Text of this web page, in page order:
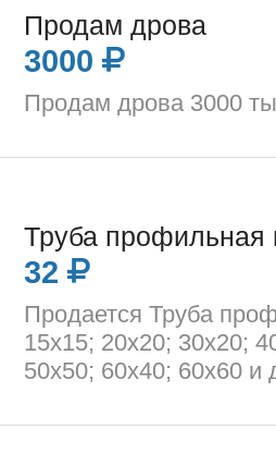
Продам дрова
3000
Продам дрова 3000
Труба профильная
32
Продается Труба
15х15; 20х20; 30х20;
50x50; 60х40; 60х60